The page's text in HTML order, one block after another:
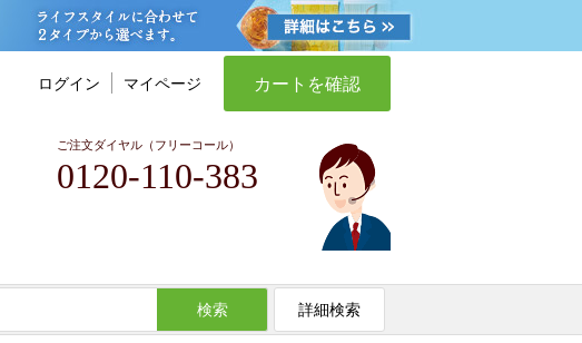
ログイン マイページ カートを確認
ご注文ダイヤル（フリーコール）
0120-110-383
検索 詳細検索